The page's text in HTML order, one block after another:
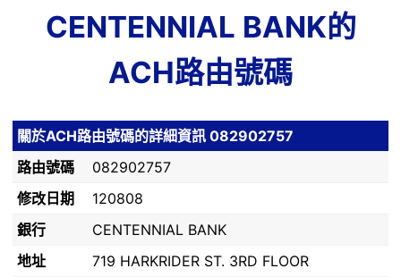
CENTENNIAL BANK的
ACH路由號碼
關於ACH路由號碼的詳細資訊 082902757
路由號碼
082902757
修改日期
120808
銀行
CENTENNIAL BANK
地址
719 HARKRIDER ST. 3RD FLOOR